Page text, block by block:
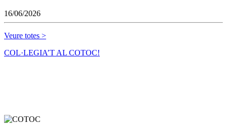
16/06/2026
Veure totes >
COL·LEGIA’T AL COTOC!